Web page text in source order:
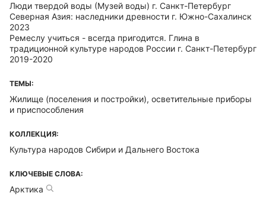
Люди твердой воды (Музей воды) г. Санкт-Петербург
Северная Азия: наследники древности г. Южно-Сахалинск
2023
Ремеслу учиться - всегда пригодится. Глина в
традиционной культуре народов России г. Санкт-Петербург
2019-2020
ТЕМЫ:
Жилище (поселения и постройки), осветительные приборы
и приспособления
КОЛЛЕКЦИЯ:
Культура народов Сибири и Дальнего Востока
КЛЮЧЕВЫЕ СЛОВА:
Арктика